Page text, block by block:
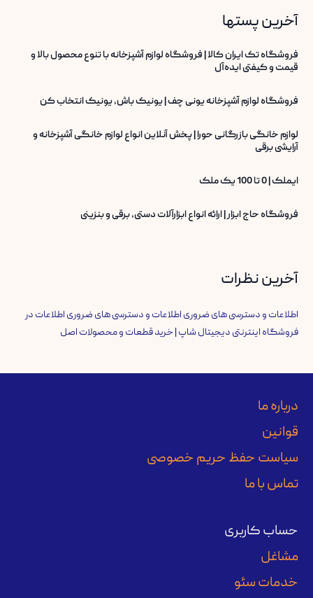
آخرین پستها
فروشگاه تک ایران کالا | فروشگاه لوازم آشپزخانه با تنوع محصول بالا و
قیمت و کیفتی ایده‌آل
فروشگاه لوازم آشپزخانه یونی چف | یونیک باش، یونیک انتخاب کن
لوازم خانگی بازرگانی حورا | پخش آنلاین انواع لوازم خانگی آشپزخانه و
آرایشی برقی
ایملک | 0 تا 100 یک ملک
فروشگاه حاج ابزار | ارائه انواع ابزارآلات دستی، برقی و بنزینی
آخرین نظرات
اطلاعات و دسترسی های ضروری اطلاعات و دسترسی های ضروری اطلاعات در
فروشگاه اینترنتی دیجیتال شاپ | خرید قطعات و محصولات اصل
درباره ما
قوانین
سیاست حفظ حریم خصوصی
تماس با ما
حساب کاربری
مشاغل
خدمات سئو